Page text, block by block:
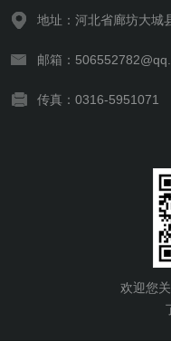
地址：河北省廊坊大城
邮箱：
传真：0316-5951071
欢迎您